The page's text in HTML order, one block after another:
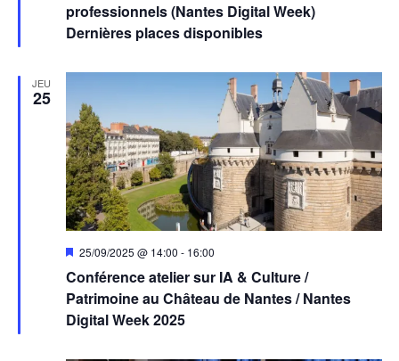
professionnels (Nantes Digital Week)
Dernières places disponibles
JEU
25
Conférence atelier sur IA & Culture /
Patrimoine au Château de Nantes / Nantes
Digital Week 2025
Mis
avant
25/09/2025 @ 14:00 - 16:00